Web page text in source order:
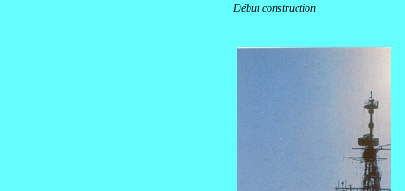
Début construction